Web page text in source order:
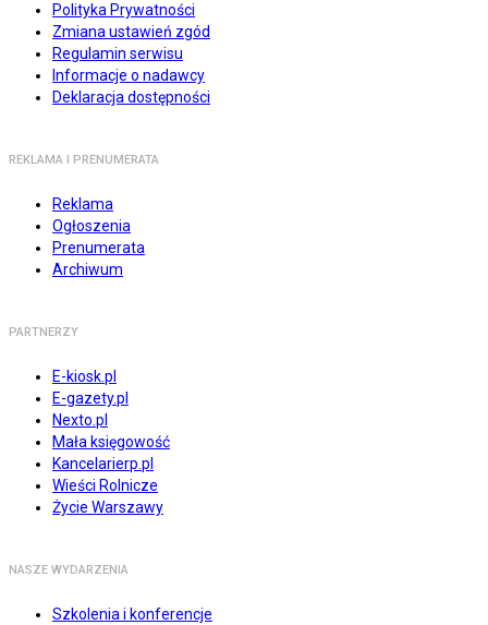
Polityka Prywatności
Zmiana ustawień zgód
Regulamin serwisu
Informacje o nadawcy
Deklaracja dostępności
REKLAMA I PRENUMERATA
Reklama
Ogłoszenia
Prenumerata
Archiwum
PARTNERZY
E-kiosk.pl
E-gazety.pl
Nexto.pl
Mała księgowość
Kancelarierp.pl
Wieści Rolnicze
Życie Warszawy
NASZE WYDARZENIA
Szkolenia i konferencje